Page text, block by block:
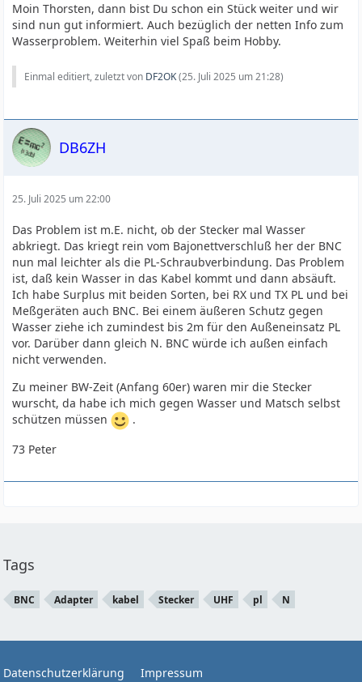
Moin Thorsten, dann bist Du schon ein Stück weiter und wir
sind nun gut informiert. Auch bezüglich der netten Info zum
Wasserproblem. Weiterhin viel Spaß beim Hobby.
Einmal editiert, zuletzt von DF2OK(25. Juli 2025 um 21:28)
DB6ZH
25. Juli 2025 um 22:00
Das Problem ist m.E. nicht, ob der Stecker mal Wasser
abkriegt. Das kriegt rein vom Bajonettverschluß her der BNC
nun mal leichter als die PL-Schraubverbindung. Das Problem
ist, daß kein Wasser in das Kabel kommt und dann absäuft.
Ich habe Surplus mit beiden Sorten, bei RX und TX PL und bei
Meßgeräten auch BNC. Bei einem äußeren Schutz gegen
Wasser ziehe ich zumindest bis 2m für den Außeneinsatz PL
vor. Darüber dann gleich N. BNC würde ich außen einfach
nicht verwenden.
Zu meiner BW-Zeit (Anfang 60er) waren mir die Stecker
wurscht, da habe ich mich gegen Wasser und Matsch selbst
schützen müssen
.
73 Peter
Tags
BNC Adapter kabel Stecker UHF pl N
Datenschutzerklärung Impressum